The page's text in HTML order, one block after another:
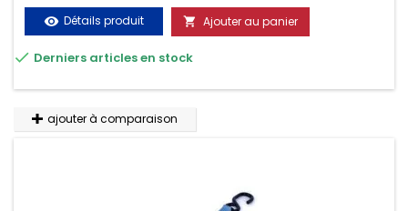
d'arrimer et de sécuriser vos chargements pendant le
transport. Matière polyester très résistante aux UV et aux
variations de températures, n'absorbe pas l'eau.
visibility Détails produit  Ajouter au panier
 Derniers articles en stock
ajouter à comparaison